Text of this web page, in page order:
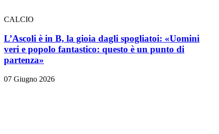
CALCIO
L’Ascoli è in B, la gioia dagli spogliatoi: «Uomini
veri e popolo fantastico: questo è un punto di
partenza»
07 Giugno 2026